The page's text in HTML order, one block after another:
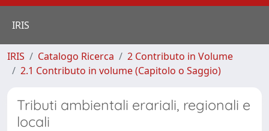
IRIS
IRIS Catalogo Ricerca
2 Contributo in Volume
2.1 Contributo in volume (Capitolo o Saggio)
Tributi ambientali erariali, regionali e
locali